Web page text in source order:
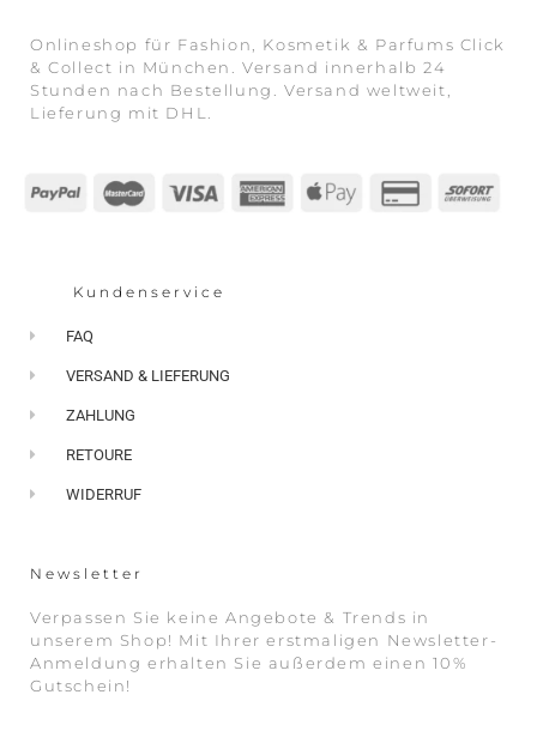
Onlineshop für Fashion, Kosmetik & Parfums Click
& Collect in München. Versand innerhalb 24
Stunden nach Bestellung. Versand weltweit,
Lieferung mit DHL.
Kundenservice
FAQ
VERSAND & LIEFERUNG
ZAHLUNG
RETOURE
WIDERRUF
Newsletter
Verpassen Sie keine Angebote & Trends in
unserem Shop! Mit Ihrer erstmaligen Newsletter-
Anmeldung erhalten Sie außerdem einen 10%
Gutschein!